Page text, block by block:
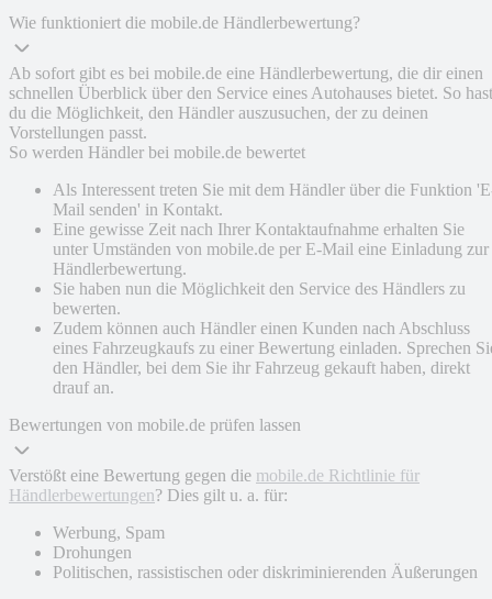
Wie funktioniert die mobile.de Händlerbewertung?
Ab sofort gibt es bei mobile.de eine Händlerbewertung, die dir einen
schnellen Überblick über den Service eines Autohauses bietet. So hast
du die Möglichkeit, den Händler auszusuchen, der zu deinen
Vorstellungen passt.
So werden Händler bei mobile.de bewertet
Als Interessent treten Sie mit dem Händler über die Funktion
Mail senden' in Kontakt.
Eine gewisse Zeit nach Ihrer Kontaktaufnahme erhalten Sie
unter Umständen von mobile.de per E-Mail eine Einladung zur
Händlerbewertung.
Sie haben nun die Möglichkeit den Service des Händlers zu
bewerten.
Zudem können auch Händler einen Kunden nach Abschluss
eines Fahrzeugkaufs zu einer Bewertung einladen. Sprechen
den Händler, bei dem Sie ihr Fahrzeug gekauft haben, direkt
drauf an.
Bewertungen von mobile.de prüfen lassen
Verstößt eine Bewertung gegen die mobile.de Richtlinie für
Händlerbewertungen? Dies gilt u. a. für:
Werbung, Spam
Drohungen
Politischen, rassistischen oder diskriminierenden Äußerungen